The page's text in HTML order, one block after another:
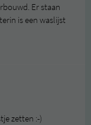
Er staan
is een waslijst
zetten :-)